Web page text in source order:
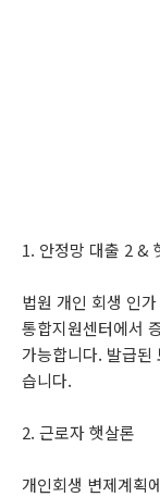
1. 안정망 대출 2 &
법원 개인 회생 인
통합지원센터에서
가능합니다. 발급된
습니다.
2. 근로자 햇살론
개인회생 변제계획